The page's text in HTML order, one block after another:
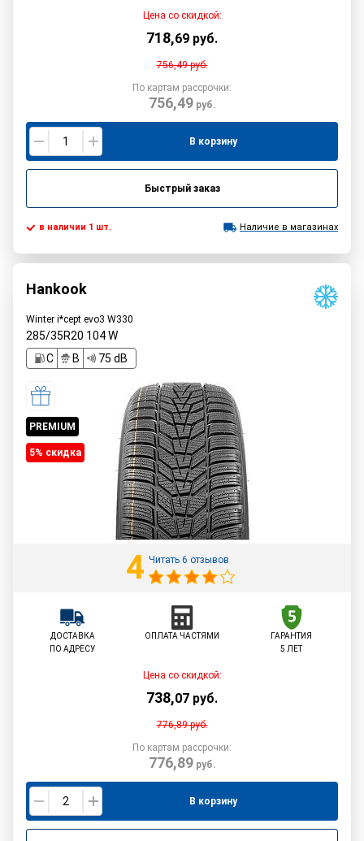
Цена со скидкой:
718,69 руб.
756,49руб.
По картам рассрочки:
756,49руб.
В корзину
Быстрый заказ
в наличии 1 шт. Наличие в магазинах
Hankook
Winter i*cept evo3 W330
285/35R20 104W
C
B 75 dB
PREMIUM
5% cкидка
4 Читать 6 отзывов
ДОСТАВКА
ПО АДРЕСУ
ОПЛАТА ЧАСТЯМИ
ГАРАНТИЯ
5 ЛЕТ
Цена со скидкой:
738,07 руб.
776,89руб.
По картам рассрочки:
776,89руб.
В корзину